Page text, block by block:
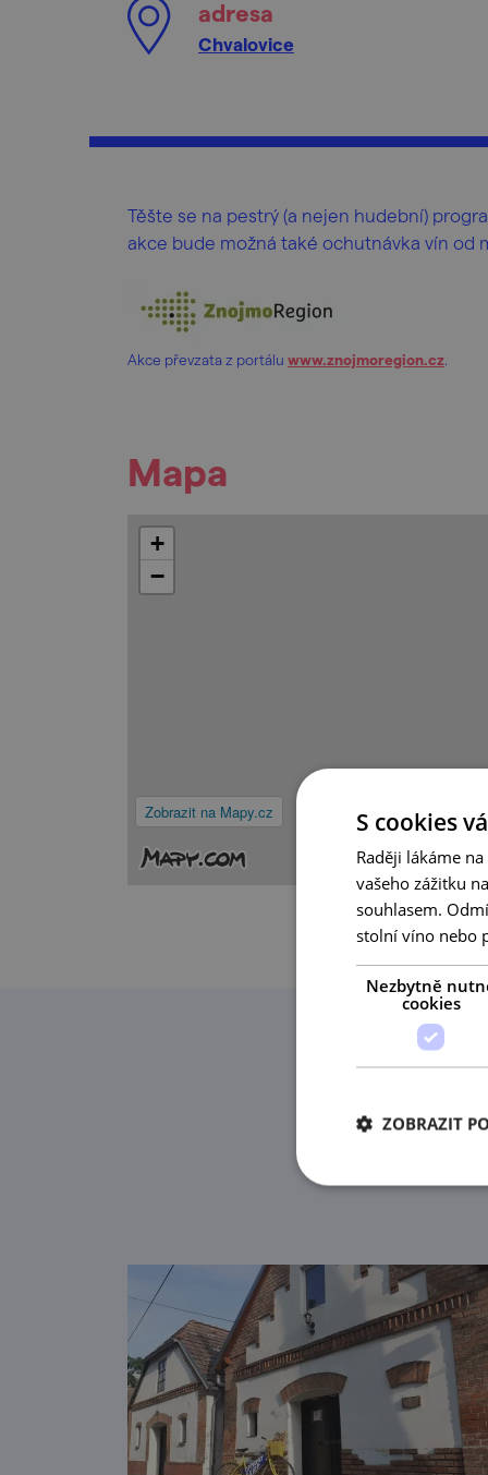
adresa
Chvalovice
Těšte se na pestrý (a nejen hudební)
akce bude možná také ochutnávka vín od
Akce převzata z portálu www.znojmoregion.cz
Mapa
Zobrazit na Mapy.cz
+
−
S cookies
Raději lákáme
vašeho zážitku
souhlasem.
stolní víno nebo
Nezbytně
cookies
ZOBRAZIT